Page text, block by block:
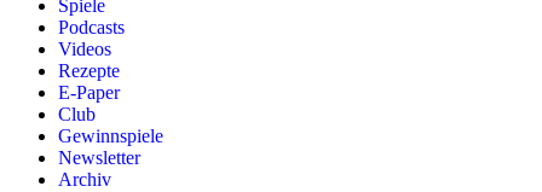
Spiele
Podcasts
Videos
Rezepte
E-Paper
Club
Gewinnspiele
Newsletter
Archiv